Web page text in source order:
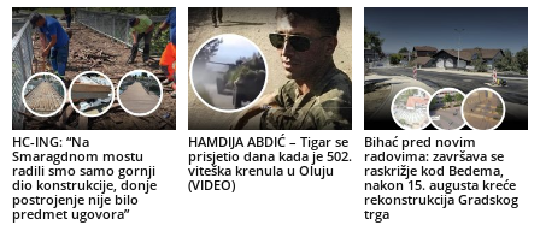
HC-ING: “Na
Smaragdnom mostu
radili smo samo gornji
dio konstrukcije, donje
postrojenje nije bilo
predmet ugovora”
HAMDIJA ABDIĆ – Tigar se
prisjetio dana kada je 502.
viteška krenula u Oluju
(VIDEO)
Bihać pred novim
radovima: završava se
raskrižje kod Bedema,
nakon 15. augusta kreće
rekonstrukcija Gradskog
trga